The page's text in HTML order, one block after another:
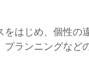
はじめ、個性の
ランニングなど